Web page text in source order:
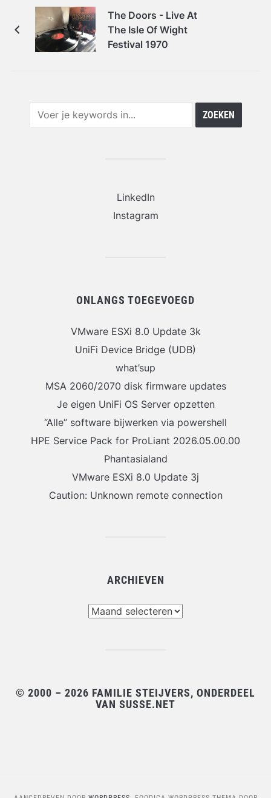
The Doors - Live At
The Isle Of Wight
Festival 1970
LinkedIn
Instagram
ONLANGS TOEGEVOEGD
VMware ESXi 8.0 Update 3k
UniFi Device Bridge (UDB)
what’sup
MSA 2060/2070 disk firmware updates
Je eigen UniFi OS Server opzetten
“Alle” software bijwerken via powershell
HPE Service Pack for ProLiant 2026.05.00.00
Phantasialand
VMware ESXi 8.0 Update 3j
Caution: Unknown remote connection
ARCHIEVEN
© 2000 – 2026 FAMILIE STEIJVERS, ONDERDEEL
VAN SUSSE.NET